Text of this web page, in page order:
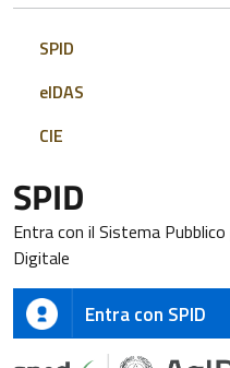
SPID
eIDAS
CIE
SPID
Entra con il Sistema
Digitale
Entra con SPID